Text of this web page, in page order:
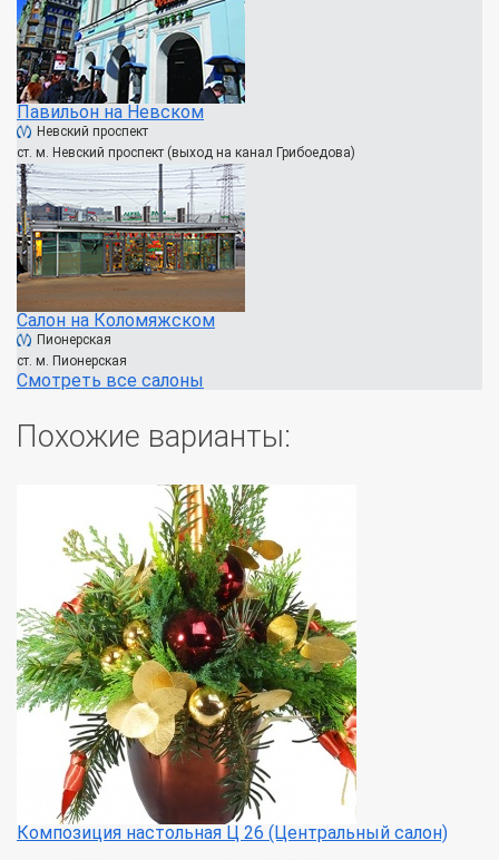
Павильон на Невском
Невский проспект
ст. м. Невский проспект (выход на канал Грибоедова)
Салон на Коломяжском
Пионерская
ст. м. Пионерская
Смотреть все салоны
Похожие варианты:
Композиция настольная Ц 26 (Центральный салон)